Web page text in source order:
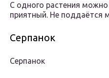
С одного растения
приятный. Не поддаётся
Серпанок
Серпанок